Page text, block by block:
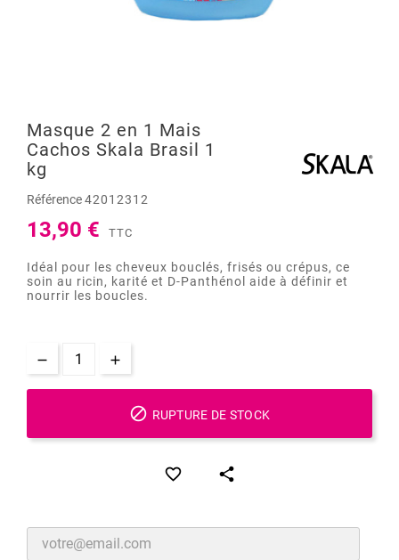
Masque 2 en 1 Mais
Cachos Skala Brasil 1
kg
Référence42012312
13,90 € TTC
Idéal pour les cheveux bouclés, frisés ou crépus, ce
soin au ricin, karité et D-Panthénol aide à définir et
nourrir les boucles.
 RUPTURE DE STOCK
 